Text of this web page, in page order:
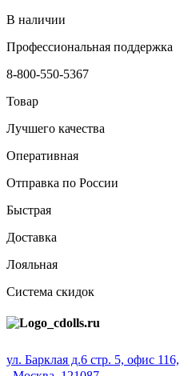
В наличии
Профессиональная поддержка
8-800-550-5367
Товар
Лучшего качества
Оперативная
Отправка по России
Быстрая
Доставка
Лояльная
Система скидок
ул. Барклая д.6 стр. 5, офис 116,